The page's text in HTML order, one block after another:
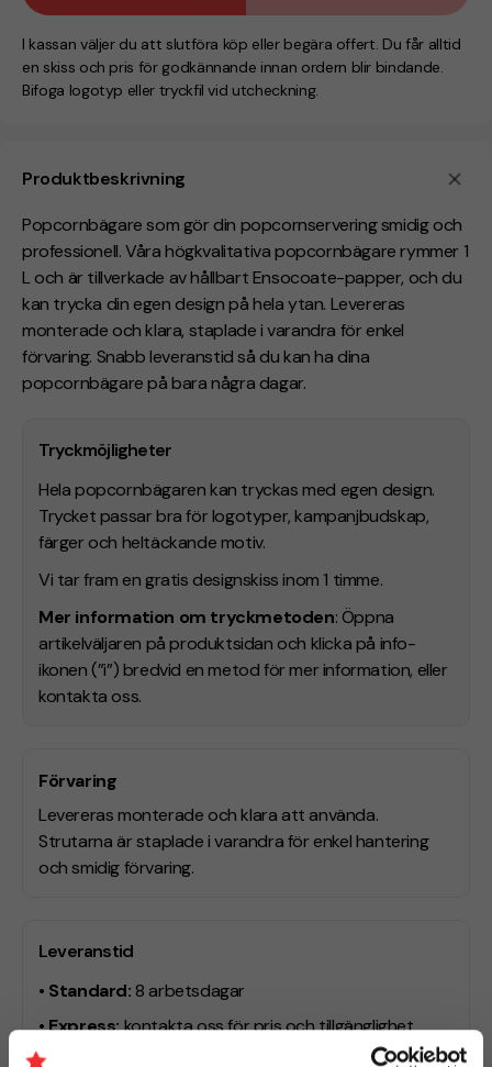
Produktbeskrivning
Popcornbägare som gör din popcornservering smidig och
professionell. Våra högkvalitativa popcornbägare rymmer 1
L och är tillverkade av hållbart Ensocoate-papper, och du
kan trycka din egen design på hela ytan. Levereras
monterade och klara, staplade i varandra för enkel
förvaring. Snabb leveranstid så du kan ha dina
popcornbägare på bara några dagar.
Tryckmöjligheter
Hela popcornbägaren kan tryckas med egen design.
Trycket passar bra för logotyper, kampanjbudskap,
färger och heltäckande motiv.
Vi tar fram en gratis designskiss inom 1 timme.
Mer information om tryckmetoden: Öppna
artikelväljaren på produktsidan och klicka på info-
ikonen (”i”) bredvid en metod för mer information, eller
kontakta oss.
Förvaring
Levereras monterade och klara att använda.
Strutarna är staplade i varandra för enkel hantering
och smidig förvaring.
Leveranstid
• Standard: 8 arbetsdagar
• Express:kontakta oss för pris och tillgänglighet
I kassan väljer du att slutföra köp eller begära offert. Du får alltid
en skiss och pris för godkännande innan ordern blir bindande.
Bifoga logotyp eller tryckfil vid utcheckning.